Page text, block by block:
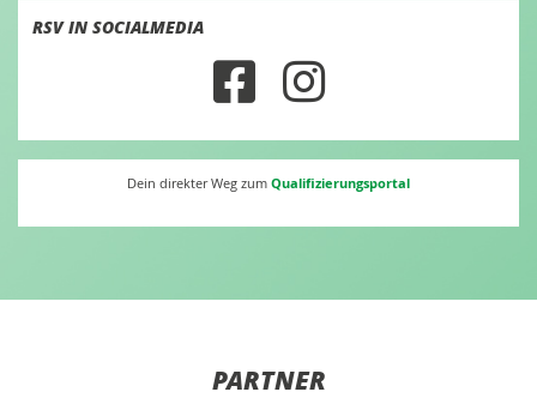
RSV IN SOCIALMEDIA
Dein direkter Weg zum Qualifizierungsportal
PARTNER